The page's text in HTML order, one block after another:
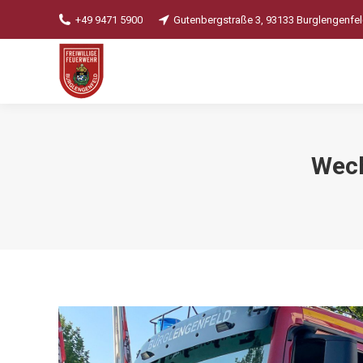
+49 9471 5900 Gutenbergstraße 3, 93133